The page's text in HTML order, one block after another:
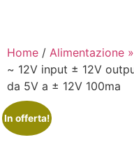
Home / Alimentazione
~ 12V input ± 12V
da 5V a ± 12V 100ma
In offerta!